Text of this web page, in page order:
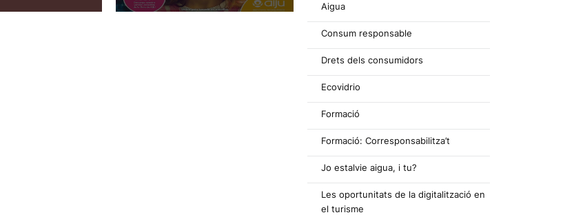
Aigua
Consum responsable
Drets dels consumidors
Ecovidrio
Formació
Formació: Corresponsabilitza’t
Jo estalvie aigua, i tu?
Les oportunitats de la digitalització en
el turisme